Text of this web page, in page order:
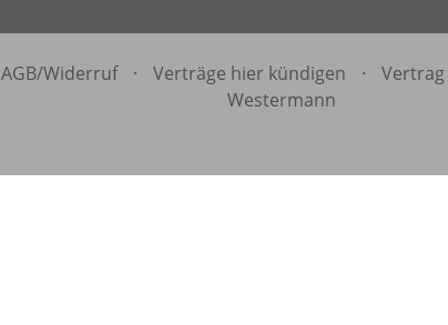
AGB/Widerruf · Verträge hier kündigen ·
Westermann